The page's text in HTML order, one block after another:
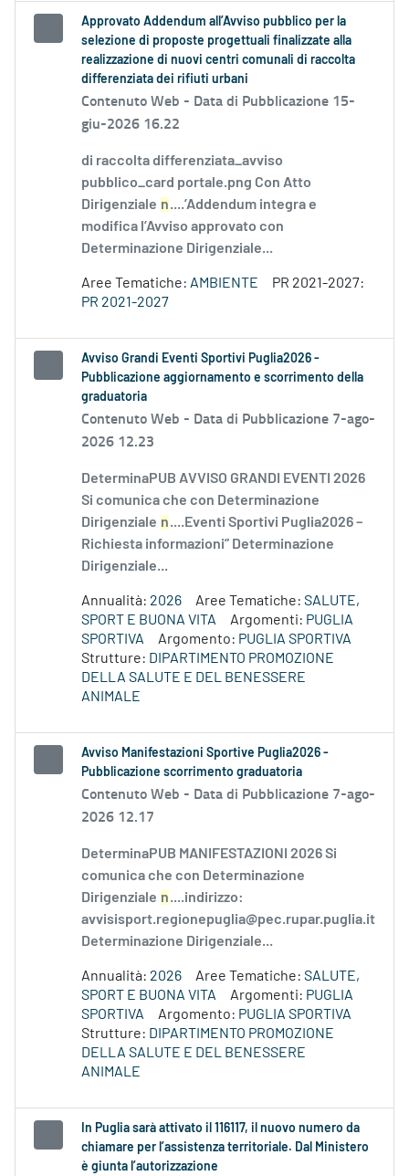
Approvato Addendum all’Avviso pubblico per la
selezione di proposte progettuali finalizzate alla
realizzazione di nuovi centri comunali di raccolta
differenziata dei rifiuti urbani
Contenuto Web - Data di Pubblicazione 15-
giu-2026 16.22
di raccolta differenziata_avviso
pubblico_card portale.png Con Atto
Dirigenziale n....’Addendum integra e
modifica l’Avviso approvato con
Determinazione Dirigenziale...
Aree Tematiche: AMBIENTE
PR 2021-2027:
PR 2021-2027
Avviso Grandi Eventi Sportivi Puglia2026 -
Pubblicazione aggiornamento e scorrimento della
graduatoria
Contenuto Web - Data di Pubblicazione 7-ago-
2026 12.23
DeterminaPUB AVVISO GRANDI EVENTI 2026
Si comunica che con Determinazione
Dirigenziale n....Eventi Sportivi Puglia2026 –
Richiesta informazioni” Determinazione
Dirigenziale...
Annualità: 2026 Aree Tematiche: SALUTE,
SPORT E BUONA VITA
Argomenti: PUGLIA
SPORTIVA
Argomento: PUGLIA SPORTIVA
Strutture: DIPARTIMENTO PROMOZIONE
DELLA SALUTE E DEL BENESSERE
ANIMALE
Avviso Manifestazioni Sportive Puglia2026 -
Pubblicazione scorrimento graduatoria
Contenuto Web - Data di Pubblicazione 7-ago-
2026 12.17
DeterminaPUB MANIFESTAZIONI 2026 Si
comunica che con Determinazione
Dirigenziale n....indirizzo:
avvisisport.regionepuglia@pec.rupar.puglia.it
Determinazione Dirigenziale...
Annualità: 2026 Aree Tematiche: SALUTE,
SPORT E BUONA VITA
Argomenti: PUGLIA
SPORTIVA
Argomento: PUGLIA SPORTIVA
Strutture: DIPARTIMENTO PROMOZIONE
DELLA SALUTE E DEL BENESSERE
ANIMALE
In Puglia sarà attivato il 116117, il nuovo numero da
chiamare per l’assistenza territoriale. Dal Ministero
è giunta l’autorizzazione